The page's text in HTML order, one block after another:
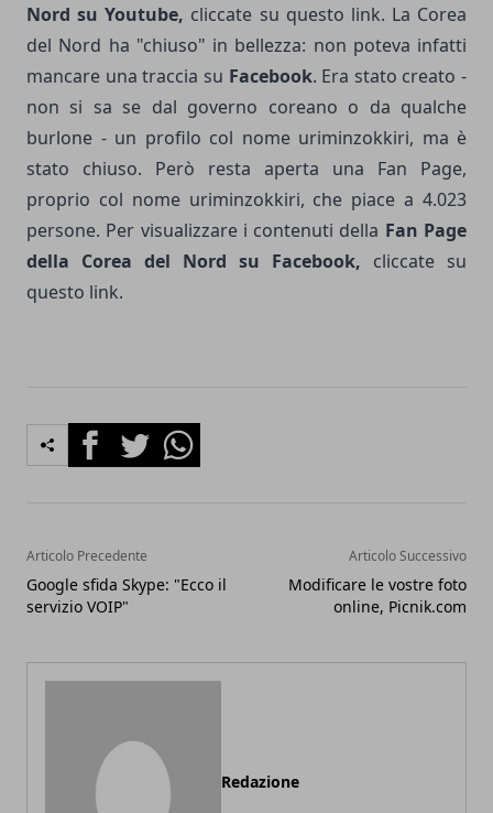
Nord su Youtube, cliccate su questo link. La Corea
del Nord ha "chiuso" in bellezza: non poteva infatti
mancare una traccia su Facebook. Era stato creato -
non si sa se dal governo coreano o da qualche
burlone - un profilo col nome uriminzokkiri, ma è
stato chiuso. Però resta aperta una Fan Page,
proprio col nome uriminzokkiri, che piace a 4.023
persone. Per visualizzare i contenuti della Fan Page
della Corea del Nord su Facebook, cliccate su
questo link.
FacebookTwitterWhatsapp
Articolo Precedente
Google sfida Skype: "Ecco il
servizio VOIP"
Articolo Successivo
Modificare le vostre foto
online, Picnik.com
Redazione